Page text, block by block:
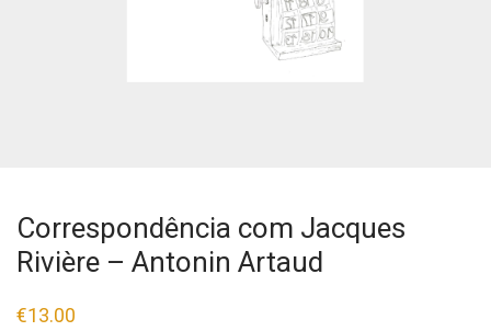
Correspondência com Jacques
Rivière – Antonin Artaud
€13.00